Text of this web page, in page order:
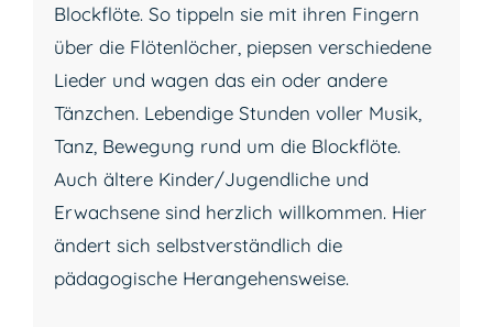
Blockflöte. So tippeln sie mit ihren Fingern
über die Flötenlöcher, piepsen verschiedene
Lieder und wagen das ein oder andere
Tänzchen. Lebendige Stunden voller Musik,
Tanz, Bewegung rund um die Blockflöte.
Auch ältere Kinder/Jugendliche und
Erwachsene sind herzlich willkommen. Hier
ändert sich selbstverständlich die
pädagogische Herangehensweise.